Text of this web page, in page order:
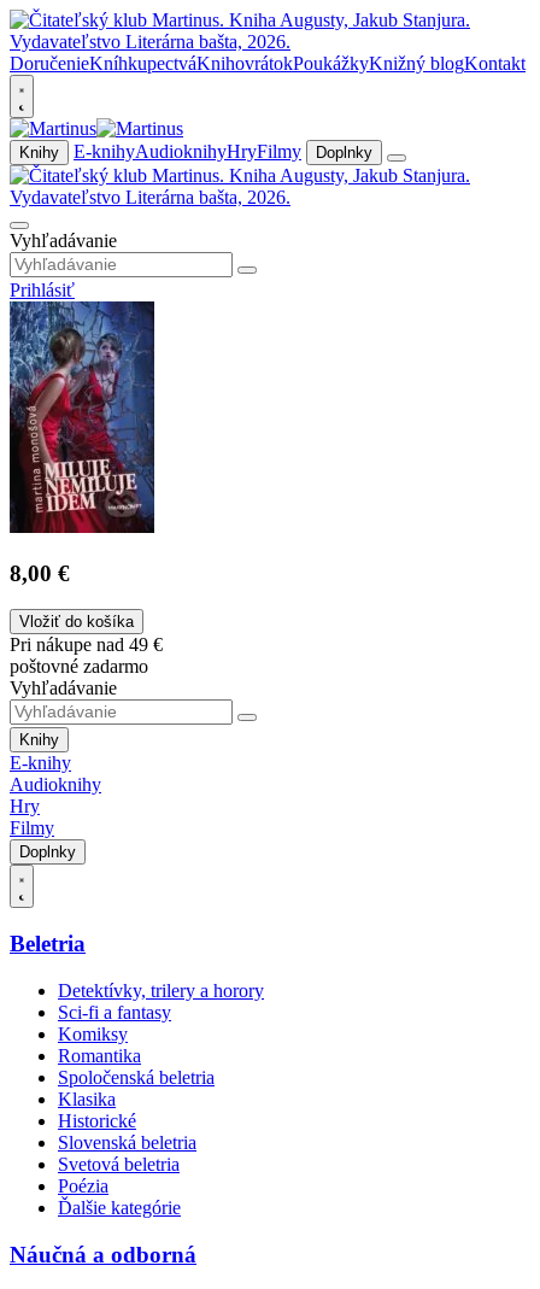
DoručenieKníhkupectváKnihovrátokPoukážkyKnižný blogKontakt
Knihy E-knihyAudioknihyHryFilmy Doplnky
Vyhľadávanie
Prihlásiť
8,00 €
Vložiť do košíka
Pri nákupe nad 49 €
poštovné zadarmo
Vyhľadávanie
Knihy
E-knihy
Audioknihy
Hry
Filmy
Doplnky
Beletria
Detektívky, trilery a horory
Sci-fi a fantasy
Komiksy
Romantika
Spoločenská beletria
Klasika
Historické
Slovenská beletria
Svetová beletria
Poézia
Ďalšie kategórie
Náučná a odborná